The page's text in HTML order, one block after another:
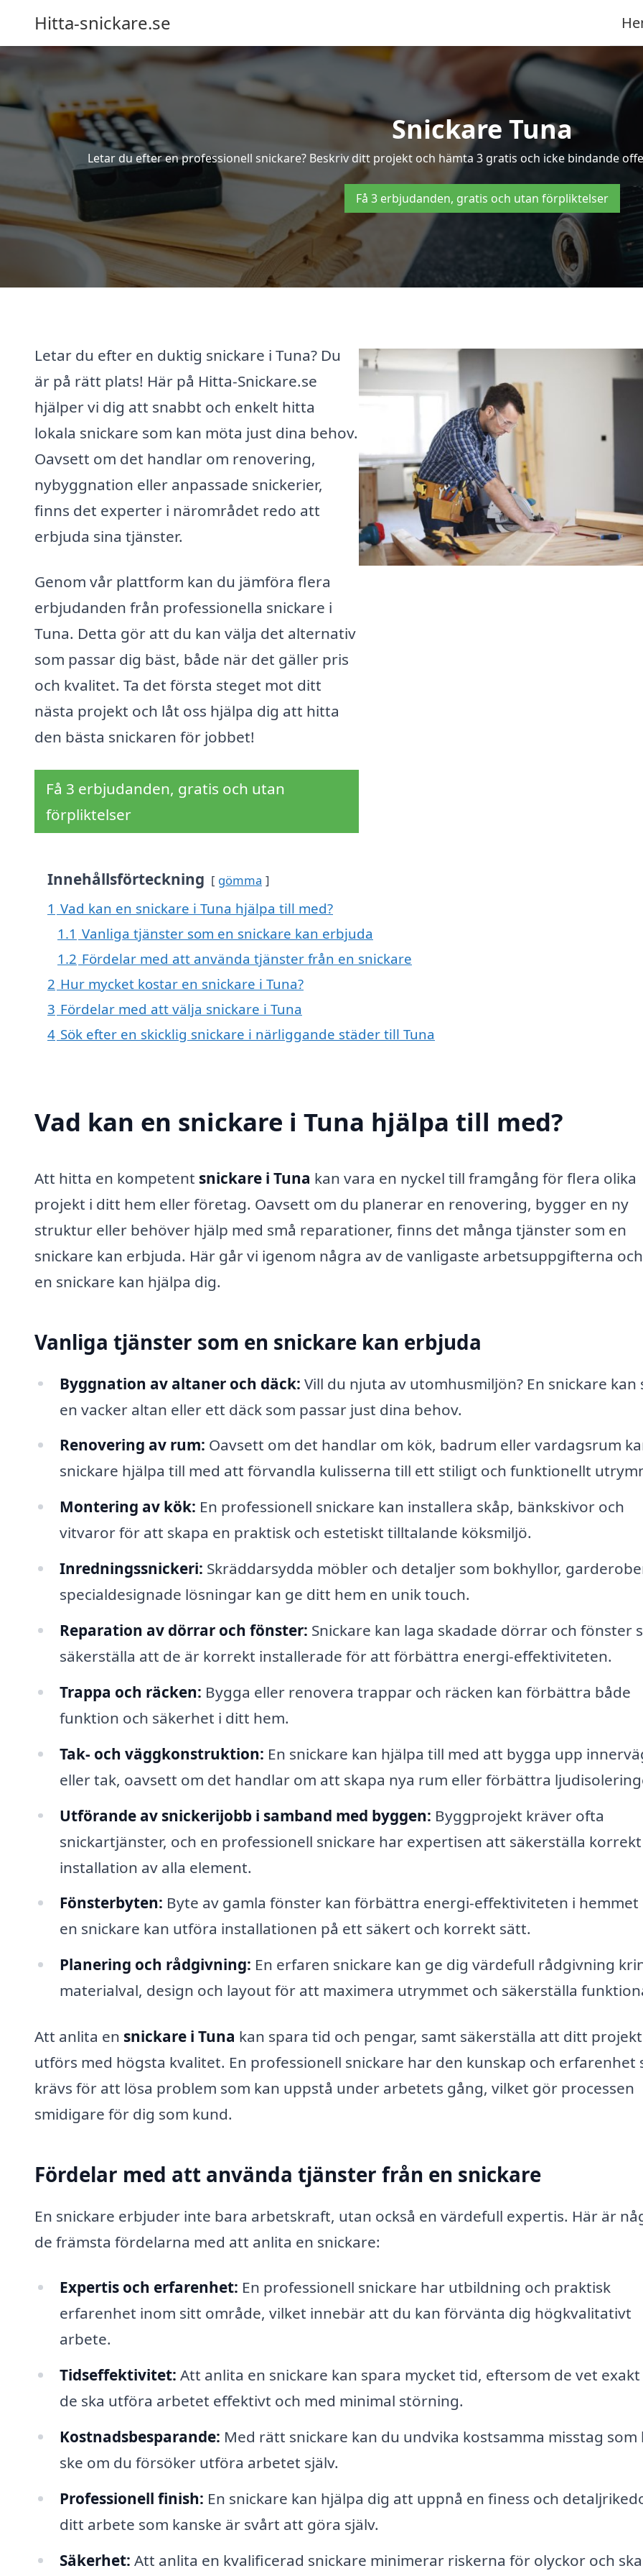
Hitta-snickare.se
Snickare Tuna
Letar du efter en professionell snickare? Beskriv ditt projekt och hämta 3 gratis och icke bindande
Få 3 erbjudanden, gratis och utan förpliktelser
Letar du efter en duktig snickare i Tuna? Du
är på rätt plats! Här på Hitta-Snickare.se
hjälper vi dig att snabbt och enkelt hitta
lokala snickare som kan möta just dina behov.
Oavsett om det handlar om renovering,
nybyggnation eller anpassade snickerier,
finns det experter i närområdet redo att
erbjuda sina tjänster.
Genom vår plattform kan du jämföra flera
erbjudanden från professionella snickare i
Tuna. Detta gör att du kan välja det alternativ
som passar dig bäst, både när det gäller pris
och kvalitet. Ta det första steget mot ditt
nästa projekt och låt oss hjälpa dig att hitta
den bästa snickaren för jobbet!
Få 3 erbjudanden, gratis och utan
förpliktelser
Innehållsförteckning gömma
1 Vad kan en snickare i Tuna hjälpa till med?
1.1 Vanliga tjänster som en snickare kan erbjuda
1.2 Fördelar med att använda tjänster från en snickare
2 Hur mycket kostar en snickare i Tuna?
3 Fördelar med att välja snickare i Tuna
4 Sök efter en skicklig snickare i närliggande städer till Tuna
Vad kan en snickare i Tuna hjälpa till med?
Att hitta en kompetent snickare i Tuna kan vara en nyckel till framgång för flera olika
projekt i ditt hem eller företag. Oavsett om du planerar en renovering, bygger en ny
struktur eller behöver hjälp med små reparationer, finns det många tjänster som en
snickare kan erbjuda. Här går vi igenom några av de vanligaste arbetsuppgifterna
en snickare kan hjälpa dig.
Vanliga tjänster som en snickare kan erbjuda
Byggnation av altaner och däck: Vill du njuta av utomhusmiljön? En snickare kan
en vacker altan eller ett däck som passar just dina behov.
Renovering av rum: Oavsett om det handlar om kök, badrum eller vardagsrum
snickare hjälpa till med att förvandla kulisserna till ett stiligt och funktionellt
Montering av kök: En professionell snickare kan installera skåp, bänkskivor och
vitvaror för att skapa en praktisk och estetiskt tilltalande köksmiljö.
Inredningssnickeri: Skräddarsydda möbler och detaljer som bokhyllor,
specialdesignade lösningar kan ge ditt hem en unik touch.
Reparation av dörrar och fönster: Snickare kan laga skadade dörrar och fönster
säkerställa att de är korrekt installerade för att förbättra energi-effektiviteten.
Trappa och räcken: Bygga eller renovera trappar och räcken kan förbättra både
funktion och säkerhet i ditt hem.
Tak- och väggkonstruktion: En snickare kan hjälpa till med att bygga upp
eller tak, oavsett om det handlar om att skapa nya rum eller förbättra
Utförande av snickerijobb i samband med byggen: Byggprojekt kräver ofta
snickartjänster, och en professionell snickare har expertisen att säkerställa korrekt
installation av alla element.
Fönsterbyten: Byte av gamla fönster kan förbättra energi-effektiviteten i hemmet
en snickare kan utföra installationen på ett säkert och korrekt sätt.
Planering och rådgivning: En erfaren snickare kan ge dig värdefull rådgivning
materialval, design och layout för att maximera utrymmet och säkerställa
Att anlita en snickare i Tuna kan spara tid och pengar, samt säkerställa att ditt projekt
utförs med högsta kvalitet. En professionell snickare har den kunskap och erfarenhet
krävs för att lösa problem som kan uppstå under arbetets gång, vilket gör processen
smidigare för dig som kund.
Fördelar med att använda tjänster från en snickare
En snickare erbjuder inte bara arbetskraft, utan också en värdefull expertis. Här är
de främsta fördelarna med att anlita en snickare:
Expertis och erfarenhet: En professionell snickare har utbildning och praktisk
erfarenhet inom sitt område, vilket innebär att du kan förvänta dig högkvalitativt
arbete.
Tidseffektivitet: Att anlita en snickare kan spara mycket tid, eftersom de vet
de ska utföra arbetet effektivt och med minimal störning.
Kostnadsbesparande: Med rätt snickare kan du undvika kostsamma misstag som
ske om du försöker utföra arbetet själv.
Professionell finish: En snickare kan hjälpa dig att uppnå en finess och
ditt arbete som kanske är svårt att göra själv.
Säkerhet: Att anlita en kvalificerad snickare minimerar riskerna för olyckor och